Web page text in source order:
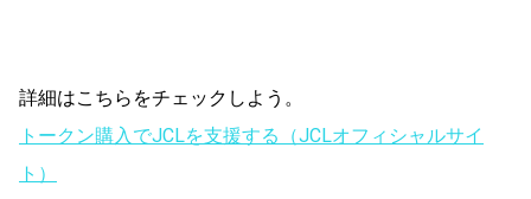
詳細はこちらをチェックしよう。
トークン購入でJCLを支援する（JCLオフィシャルサイ
ト）